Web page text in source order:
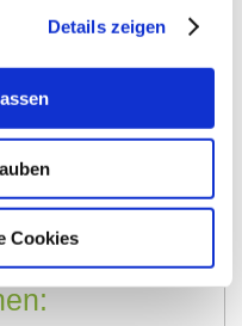
Details zeigen
Cookies